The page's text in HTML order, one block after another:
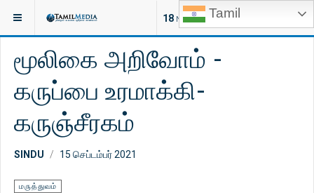
Tamil
18 NEW ARTICLES
இருக்குமிடம்: கட்டுரைகள் மருத்துவம்
மூலிகை அறிவோம் -
கருப்பை உரமாக்கி-
கருஞ்சீரகம்
SINDU 15 செப்டம்பர் 2021
மருத்துவம்